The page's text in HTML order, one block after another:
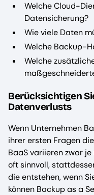
Welche Cloud-
Datensicherung?
Wie viele Daten
Welche Backup-
Welche
Berücksichtigen
Datenverlusts
Wenn Unternehmen
ihrer ersten Fragen
BaaS variieren zwar
oft sinnvoll,
die entstehen, wenn
können Backup as a